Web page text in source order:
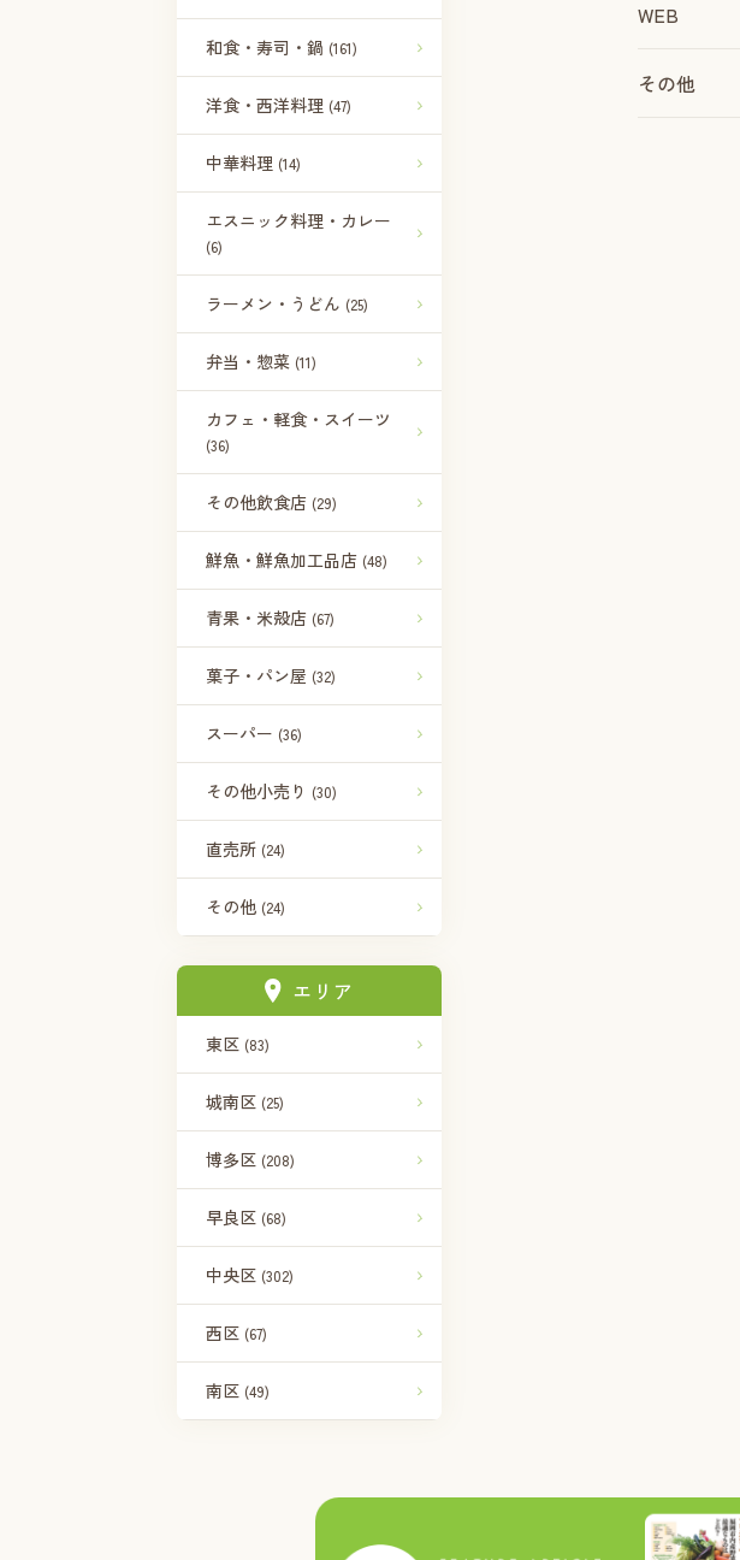
和食・寿司・鍋 (161)
洋食・西洋料理 (47)
中華料理 (14)
エスニック料理・カレー
(6)
ラーメン・うどん (25)
弁当・惣菜 (11)
カフェ・軽食・スイーツ
(36)
その他飲食店 (29)
鮮魚・鮮魚加工品店 (48)
青果・米殻店 (67)
菓子・パン屋 (32)
スーパー (36)
その他小売り (30)
直売所 (24)
その他 (24)
エリア
東区 (83)
城南区 (25)
博多区 (208)
早良区 (68)
中央区 (302)
西区 (67)
南区 (49)
WEB
その他